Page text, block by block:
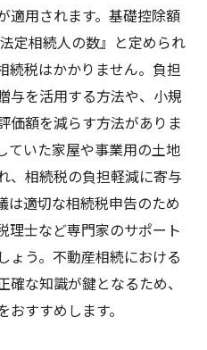
適用されます。基礎控除額
定相続人の数』と定められ
続税はかかりません。負担
与を活用する方法や、小規
価額を減らす方法がありま
ていた家屋や事業用の土地
、相続税の負担軽減に寄与
は適切な相続税申告のため
理士など専門家のサポート
ょう。不動産相続における
な知識が鍵となるため、
すすめします。